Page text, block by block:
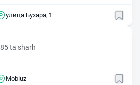
улица Бухара, 1
85 ta sharh
Mobiuz